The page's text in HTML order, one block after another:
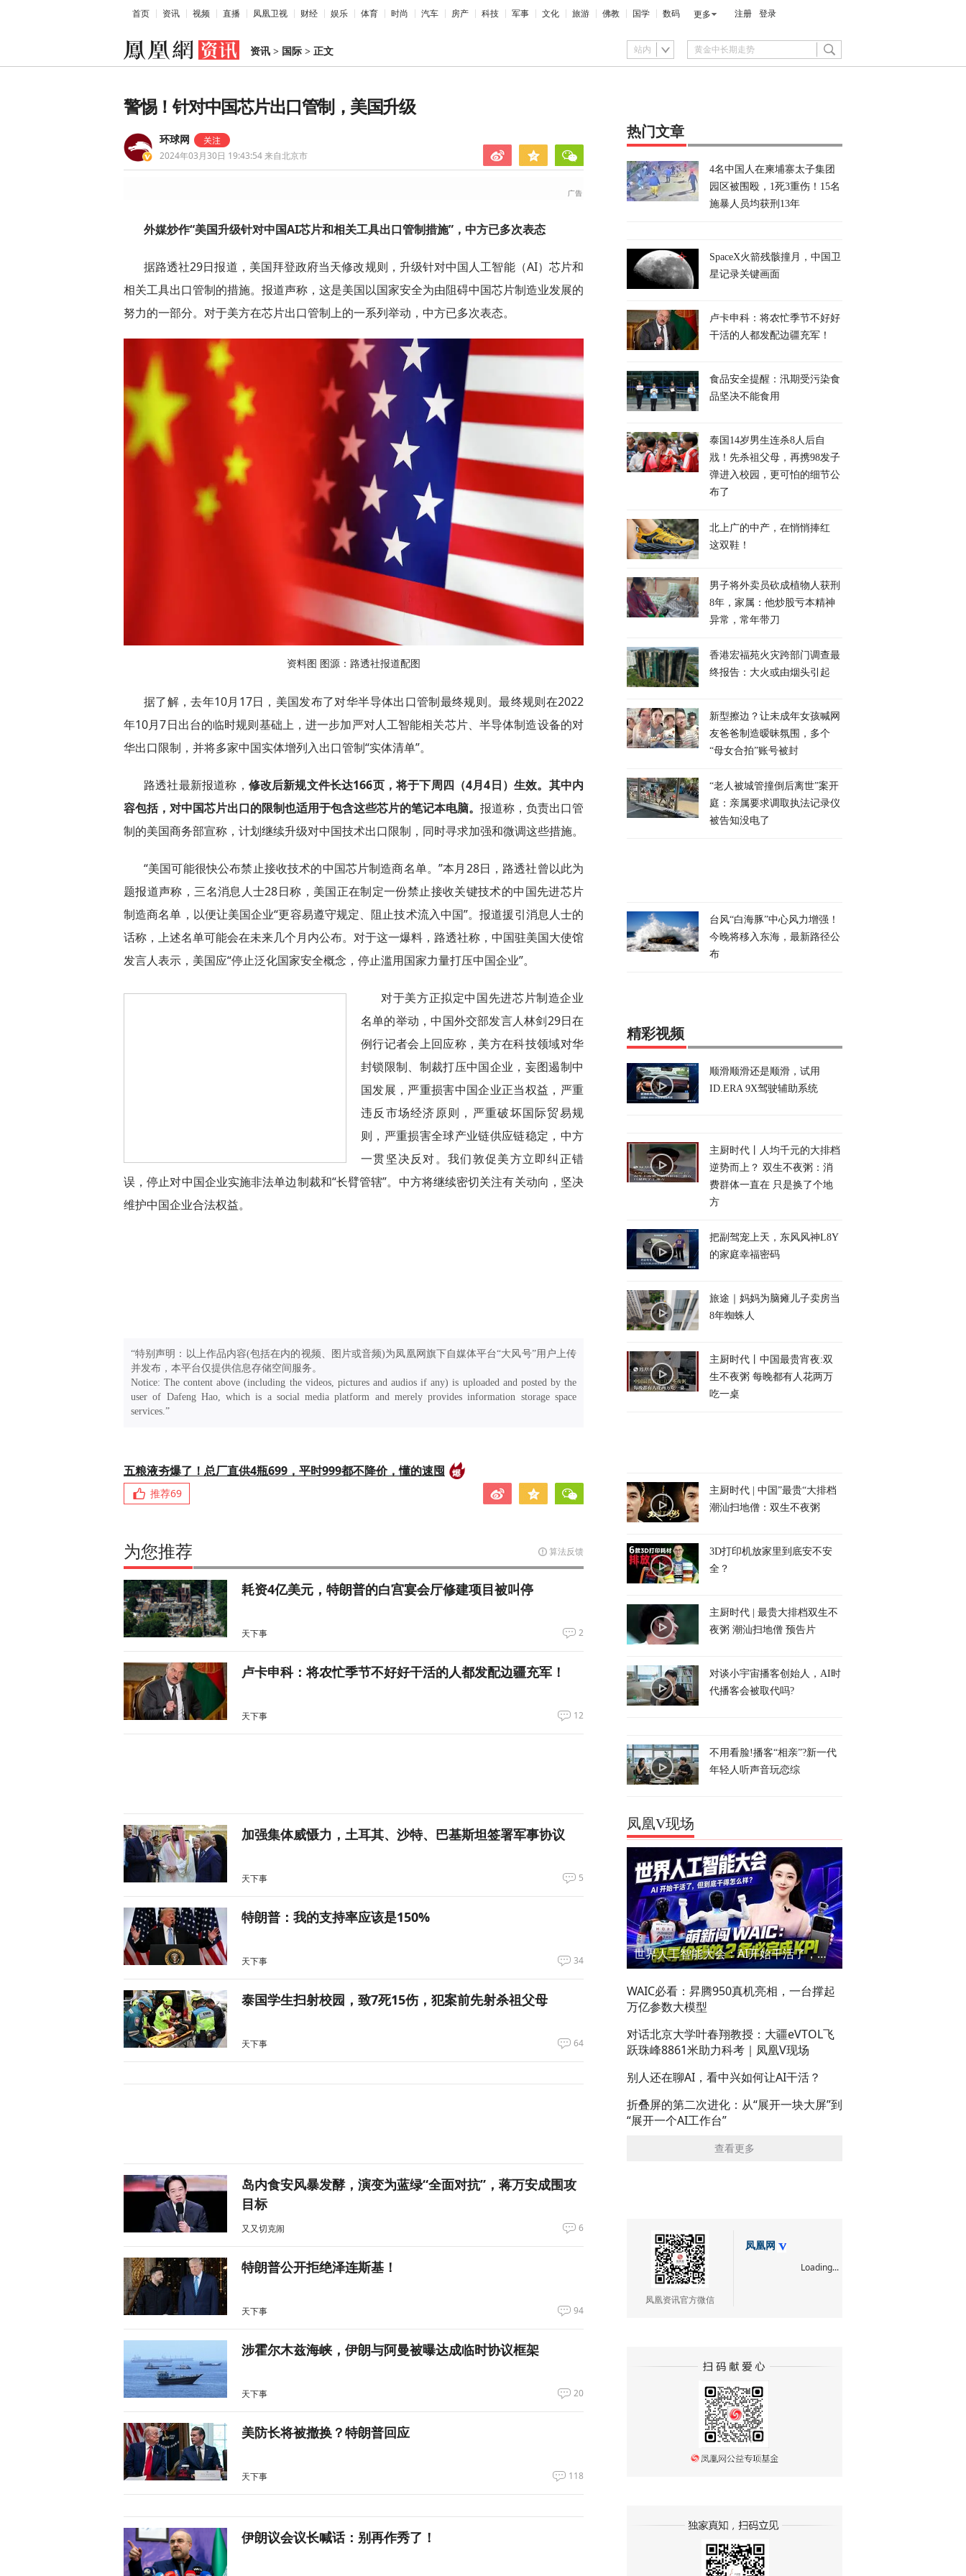
首页 资讯 视频 直播 凤凰卫视 财经 娱乐 体育 时尚 汽车 房产 科技 军事 文化 旅游 佛教 国学 数码 更多 注册 登录
资讯 > 国际 > 正文 站内
警惕！针对中国芯片出口管制，美国升级
环球网
2024年03月30日 19:43:54来自北京市
外媒炒作“美国升级针对中国AI芯片和相关工具出口管制措施”，中方已多次表态
据路透社29日报道，美国拜登政府当天修改规则，升级针对中国人工智能（AI）芯片和
相关工具出口管制的措施。报道声称，这是美国以国家安全为由阻碍中国芯片制造业发展的
努力的一部分。对于美方在芯片出口管制上的一系列举动，中方已多次表态。
资料图 图源：路透社报道配图
据了解，去年10月17日，美国发布了对华半导体出口管制最终规则。最终规则在2022
年10月7日出台的临时规则基础上，进一步加严对人工智能相关芯片、半导体制造设备的对
华出口限制，并将多家中国实体增列入出口管制“实体清单”。
路透社最新报道称， 修改后新规文件长达166页，将于下周四（4月4日）生效。 其中内
容包括，对中国芯片出口的限制也适用于包含这些芯片的笔记本电脑。 报道称，负责出口管
制的美国商务部宣称，计划继续升级对中国技术出口限制，同时寻求加强和微调这些措施。
“美国可能很快公布禁止接收技术的中国芯片制造商名单。”本月28日，路透社曾以此为
题报道声称，三名消息人士28日称，美国正在制定一份禁止接收关键技术的中国先进芯片
制造商名单，以便让美国企业“更容易遵守规定、阻止技术流入中国”。报道援引消息人士的
话称，上述名单可能会在未来几个月内公布。对于这一爆料，路透社称，中国驻美国大使馆
发言人表示，美国应“停止泛化国家安全概念，停止滥用国家力量打压中国企业”。
对于美方正拟定中国先进芯片制造企业
名单的举动，中国外交部发言人林剑29日在
例行记者会上回应称，美方在科技领域对华
封锁限制、制裁打压中国企业，妄图遏制中
国发展，严重损害中国企业正当权益，严重
违反市场经济原则，严重破坏国际贸易规
则，严重损害全球产业链供应链稳定，中方
一贯坚决反对。我们敦促美方立即纠正错
误，停止对中国企业实施非法单边制裁和“长臂管辖”。中方将继续密切关注有关动向，坚决
维护中国企业合法权益。
“特别声明：以上作品内容(包括在内的视频、图片或音频)为凤凰网旗下自媒体平台“大风号”用户上传
并发布，本平台仅提供信息存储空间服务。
Notice: The content above (including the videos, pictures and audios if any) is uploaded and posted by the
user of Dafeng Hao, which is a social media platform and merely provides information storage space
services.”
五粮液夯爆了！总厂直供4瓶699，平时999都不降价，懂的速囤
推荐69
为您推荐 算法反馈
耗资4亿美元，特朗普的白宫宴会厅修建项目被叫停
天下事 2
卢卡申科：将农忙季节不好好干活的人都发配边疆充军！
天下事 12
加强集体威慑力，土耳其、沙特、巴基斯坦签署军事协议
天下事 5
特朗普：我的支持率应该是150%
天下事 34
泰国学生扫射校园，致7死15伤，犯案前先射杀祖父母
天下事 64
岛内食安风暴发酵，演变为蓝绿“全面对抗”，蒋万安成围攻
目标
又又切克闹 6
特朗普公开拒绝泽连斯基！
天下事 94
涉霍尔木兹海峡，伊朗与阿曼被曝达成临时协议框架
天下事 20
美防长将被撤换？特朗普回应
天下事 118
伊朗议会议长喊话：别再作秀了！
热门文章
4名中国人在柬埔寨太子集团
园区被围殴，1死3重伤！15名
施暴人员均获刑13年
SpaceX火箭残骸撞月，中国卫
星记录关键画面
卢卡申科：将农忙季节不好好
干活的人都发配边疆充军！
食品安全提醒：汛期受污染食
品坚决不能食用
泰国14岁男生连杀8人后自
戕！先杀祖父母，再携98发子
弹进入校园，更可怕的细节公
布了
北上广的中产，在悄悄捧红
这双鞋！
男子将外卖员砍成植物人获刑
8年，家属：他炒股亏本精神
异常，常年带刀
香港宏福苑火灾跨部门调查最
终报告：大火或由烟头引起
新型擦边？让未成年女孩喊网
友爸爸制造暧昧氛围，多个
“母女合拍”账号被封
“老人被城管撞倒后离世”案开
庭：亲属要求调取执法记录仪
被告知没电了
台风“白海豚”中心风力增强！
今晚将移入东海，最新路径公
布
精彩视频
顺滑顺滑还是顺滑，试用
ID.ERA 9X驾驶辅助系统
主厨时代丨人均千元的大排档
逆势而上？ 双生不夜粥：消
费群体一直在 只是换了个地
方
把副驾宠上天，东风风神L8Y
的家庭幸福密码
旅途｜妈妈为脑瘫儿子卖房当
8年蜘蛛人
主厨时代丨中国最贵宵夜:双
生不夜粥 每晚都有人花两万
吃一桌
主厨时代 | 中国”最贵“大排档
潮汕扫地僧：双生不夜粥
3D打印机放家里到底安不安
全？
主厨时代 | 最贵大排档双生不
夜粥 潮汕扫地僧 预告片
对谈小宇宙播客创始人，AI时
代播客会被取代吗?
不用看脸!播客“相亲”?新一代
年轻人听声音玩恋综
凤凰V现场
世界人工智能大会：AI开始干活了，但到底干的怎么样？萌新闯WAIC
WAIC必看：昇腾950真机亮相，一台撑起
万亿参数大模型
对话北京大学叶春翔教授：大疆eVTOL飞
跃珠峰8861米助力科考｜凤凰V现场
别人还在聊AI，看中兴如何让AI干活？
折叠屏的第二次进化：从“展开一块大屏”到
“展开一个AI工作台”
查看更多
凤凰资讯官方微信
凤凰网
Loading...